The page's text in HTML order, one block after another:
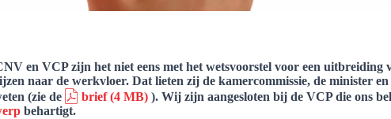
en VCP zijn het niet eens met het wetsvoorstel voor een uitbreiding
naar de werkvloer. Dat lieten zij de kamercommissie, de minister en
(zie de
brief(4 MB) ). Wij zijn aangesloten bij de VCP die ons
behartigt.